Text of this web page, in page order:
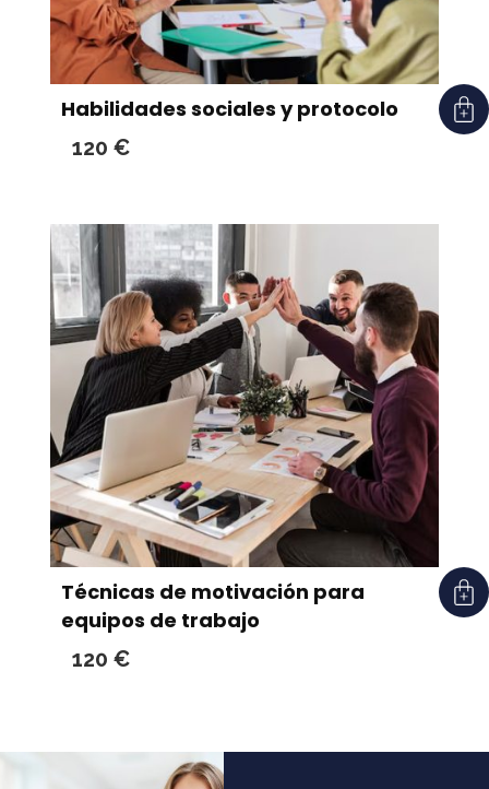
Habilidades sociales y protocolo
120 €
Técnicas de motivación para
equipos de trabajo
120 €